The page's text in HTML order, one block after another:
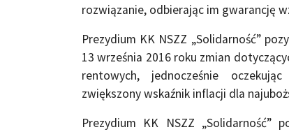
rozwiązanie, odbierając im gwarancję
Prezydium KK NSZZ „Solidarność”
13 września 2016 roku zmian
rentowych, jednocześnie
zwiększony wskaźnik inflacji dla
Prezydium KK NSZZ „Solidarność”